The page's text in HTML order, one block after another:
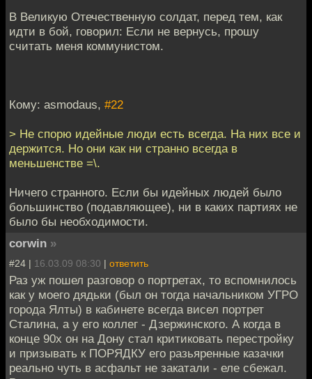
В Великую Отечественную солдат, перед тем, как
идти в бой, говорил: Если не вернусь, прошу
считать меня коммунистом.
Кому: asmodaus, #22
> Не спорю идейные люди есть всегда. На них все и
держится. Но они как ни странно всегда в
меньшенстве =\.
Ничего странного. Если бы идейных людей было
большинство (подавляющее), ни в каких партиях не
было бы необходимости.
corwin »
#24 | 16.03.09 08:30 | ответить
Раз уж пошел разговор о портретах, то вспомнилось
как у моего дядьки (был он тогда начальником УГРО
города Ялты) в кабинете всегда висел портрет
Сталина, а у его коллег - Дзержинского. А когда в
конце 90х он на Дону стал критиковать перестройку
и призывать к ПОРЯДКУ его разьяренные казачки
реально чуть в асфальт не закатали - еле сбежал.